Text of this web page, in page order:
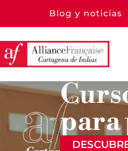
Blog y noticias
para